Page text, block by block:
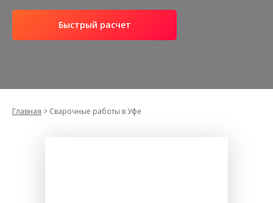
Быстрый расчет
Главная > Сварочные работы в Уфе